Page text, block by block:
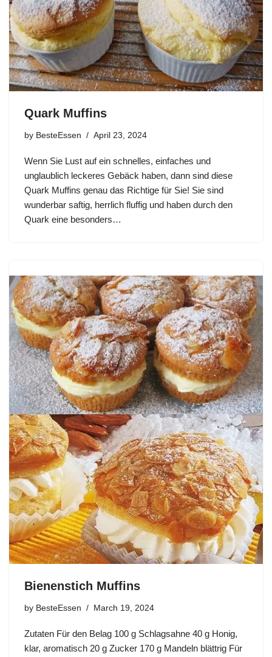
Quark Muffins
by BesteEssen April 23, 2024
Wenn Sie Lust auf ein schnelles, einfaches und
unglaublich leckeres Gebäck haben, dann sind diese
Quark Muffins genau das Richtige für Sie! Sie sind
wunderbar saftig, herrlich fluffig und haben durch den
Quark eine besonders…
Bienenstich Muffins
by BesteEssen March 19, 2024
Zutaten Für den Belag 100 g Schlagsahne 40 g Honig,
klar, aromatisch 20 g Zucker 170 g Mandeln blättrig Für